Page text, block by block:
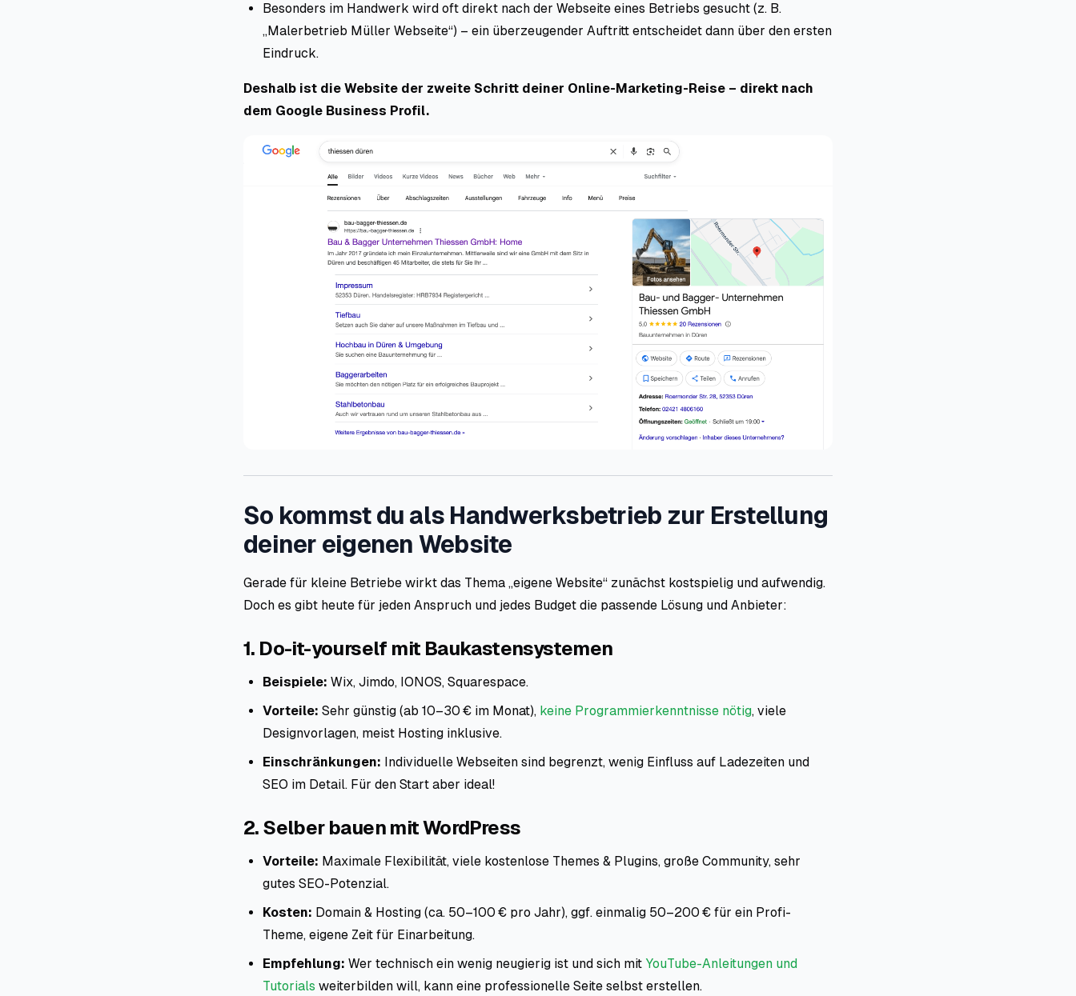
Besonders im Handwerk wird oft direkt nach der Webseite eines Betriebs gesucht (z. B.
„Malerbetrieb Müller Webseite“) – ein überzeugender Auftritt entscheidet dann über den ersten
Eindruck.
Deshalb ist die Website der zweite Schritt deiner Online-Marketing-Reise – direkt nach
dem Google Business Profil.
So kommst du als Handwerksbetrieb zur Erstellung
deiner eigenen Website
Gerade für kleine Betriebe wirkt das Thema „eigene Website“ zunächst kostspielig und aufwendig.
Doch es gibt heute für jeden Anspruch und jedes Budget die passende Lösung und Anbieter:
1. Do-it-yourself mit Baukastensystemen
Beispiele: Wix, Jimdo, IONOS, Squarespace.
Vorteile: Sehr günstig (ab 10–30 € im Monat), keine Programmierkenntnisse nötig, viele
Designvorlagen, meist Hosting inklusive.
Einschränkungen: Individuelle Webseiten sind begrenzt, wenig Einfluss auf Ladezeiten und
SEO im Detail. Für den Start aber ideal!
2. Selber bauen mit WordPress
Vorteile: Maximale Flexibilität, viele kostenlose Themes & Plugins, große Community, sehr
gutes SEO-Potenzial.
Kosten: Domain & Hosting (ca. 50–100 € pro Jahr), ggf. einmalig 50–200 € für ein Profi-
Theme, eigene Zeit für Einarbeitung.
Empfehlung: Wer technisch ein wenig neugierig ist und sich mit YouTube-Anleitungen und
Tutorials weiterbilden will, kann eine professionelle Seite selbst erstellen.